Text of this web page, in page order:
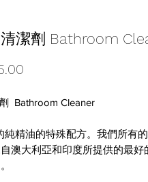
潔劑 Bathroom
價
Bathroom Cleaner
純精油的特殊配方。我們所有
澳大利亞和印度所提供的最好